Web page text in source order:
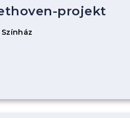
projekt
Színház